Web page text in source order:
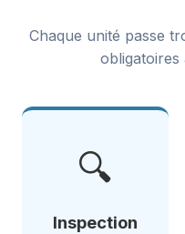
Chaque unité passe
obligatoires
🔍
Inspection